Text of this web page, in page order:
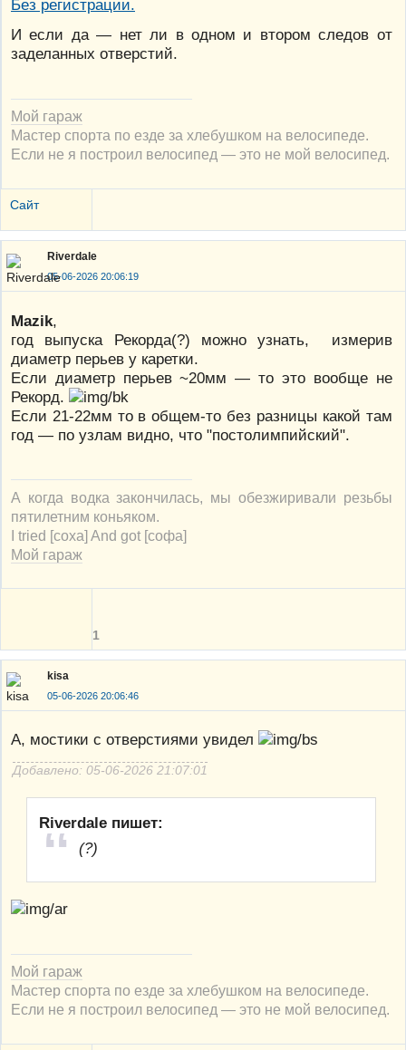
И если да — нет ли в одном и втором следов от
заделанных отверстий.
Мой гараж
Мастер спорта по езде за хлебушком на велосипеде.
Если не я построил велосипед — это не мой велосипед.
Сайт
Riverdale
05-06-2026 20:06:19
Mazik,
год выпуска Рекорда(?) можно узнать, измерив
диаметр перьев у каретки.
Если диаметр перьев ~20мм — то это вообще не
Рекорд.
Если 21-22мм то в общем-то без разницы какой там
год — по узлам видно, что "постолимпийский".
А когда водка закончилась, мы обезжиривали резьбы
пятилетним коньяком.
I tried [соха] And got [софа]
Мой гараж
1
kisa
05-06-2026 20:06:46
А, мостики с отверстиями увидел
Добавлено: 05-06-2026 21:07:01
Riverdale пишет:
(?)
Мой гараж
Мастер спорта по езде за хлебушком на велосипеде.
Если не я построил велосипед — это не мой велосипед.